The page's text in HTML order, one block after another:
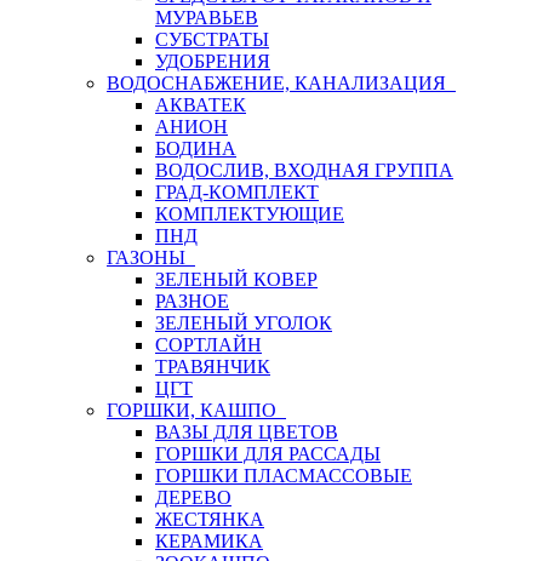
МУРАВЬЕВ
СУБСТРАТЫ
УДОБРЕНИЯ
ВОДОСНАБЖЕНИЕ, КАНАЛИЗАЦИЯ
АКВАТЕК
АНИОН
БОДИНА
ВОДОСЛИВ, ВХОДНАЯ ГРУППА
ГРАД-КОМПЛЕКТ
КОМПЛЕКТУЮЩИЕ
ПНД
ГАЗОНЫ
ЗЕЛЕНЫЙ КОВЕР
РАЗНОЕ
ЗЕЛЕНЫЙ УГОЛОК
СОРТЛАЙН
ТРАВЯНЧИК
ЦГТ
ГОРШКИ, КАШПО
ВАЗЫ ДЛЯ ЦВЕТОВ
ГОРШКИ ДЛЯ РАССАДЫ
ГОРШКИ ПЛАСМАССОВЫЕ
ДЕРЕВО
ЖЕСТЯНКА
КЕРАМИКА